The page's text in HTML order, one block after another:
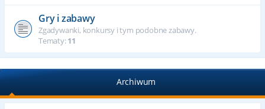
Gry i zabawy
Zgadywanki, konkursy i tym podobne zabawy.
Tematy:11
Archiwum